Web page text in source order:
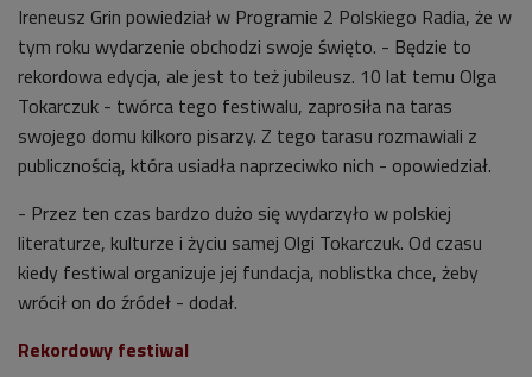
Ireneusz Grin powiedział w Programie 2 Polskiego Radia, że w
tym roku wydarzenie obchodzi swoje święto. - Będzie to
rekordowa edycja, ale jest to też jubileusz. 10 lat temu Olga
Tokarczuk - twórca tego festiwalu, zaprosiła na taras
swojego domu kilkoro pisarzy. Z tego tarasu rozmawiali z
publicznością, która usiadła naprzeciwko nich - opowiedział.
- Przez ten czas bardzo dużo się wydarzyło w polskiej
literaturze, kulturze i życiu samej Olgi Tokarczuk. Od czasu
kiedy festiwal organizuje jej fundacja, noblistka chce, żeby
wrócił on do źródeł - dodał.
Rekordowy festiwal